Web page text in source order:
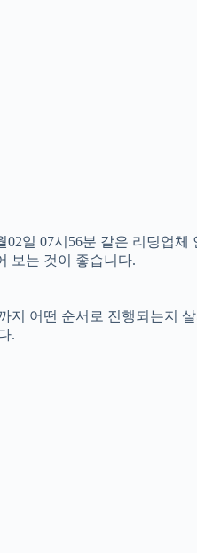
일 07시56분 같은 리딩업
보는 것이 좋습니다.
어떤 순서로 진행되는지
.